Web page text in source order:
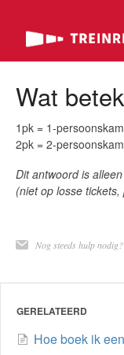
Wat
1pk = 1-
2pk = 2-
Dit antwoord is
(niet op losse
Nog steeds hulp nodig?
GERELATEERD
Hoe boek ik